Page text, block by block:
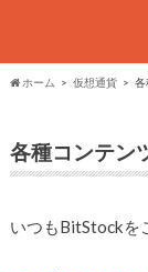
ホーム 仮想通貨 各
各種コンテン
いつもBitStockを